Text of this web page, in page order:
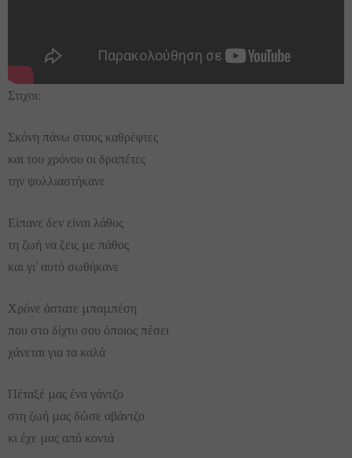
Στιχοι:
Σκόνη πάνω στους καθρέφτες
και του χρόνου οι δραπέτες
την ψυλλιαστήκανε
Είπανε δεν είναι λάθος
τη ζωή να ζεις με πάθος
και γι’ αυτό σωθήκανε
Χρόνε άστατε μπαμπέση
που στο δίχτυ σου όποιος πέσει
χάνεται για τα καλά
Πέταξέ μας ένα γάντζο
στη ζωή μας δώσε αβάντζο
κι έχε μας από κοντά